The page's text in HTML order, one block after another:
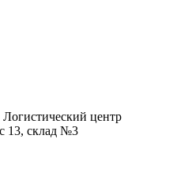
центр
13, склад №3